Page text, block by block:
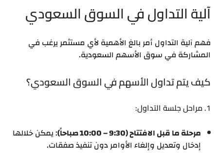
آلية التداول في السوق السعودي
فهم آلية التداول أمر بالغ الأهمية لأي مستثمر يرغب في
المشاركة في سوق الأسهم السعودية.
كيف يتم تداول الأسهم في السوق السعودي؟
1. مراحل جلسة التداول:
مرحلة ما قبل الافتتاح (9:30 – 10:00 صباحاً)
: يمكن خلالها
إدخال وتعديل وإلغاء الأوامر دون تنفيذ صفقات.